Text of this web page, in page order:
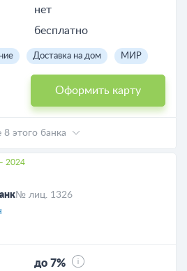
нет
бесплатно
Оформить карту
Доставка на дом МИР
Еще 8 этого банка
2024
№ лиц. 1326
до 7%